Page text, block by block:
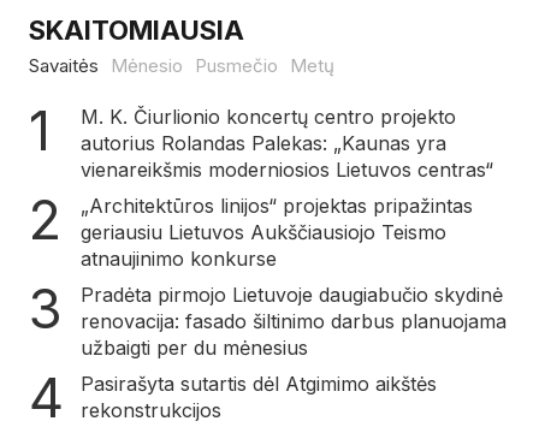
SKAITOMIAUSIA
Savaitės Mėnesio Pusmečio Metų
M. K. Čiurlionio koncertų centro projekto
autorius Rolandas Palekas: „Kaunas yra
vienareikšmis moderniosios Lietuvos centras“
„Architektūros linijos“ projektas pripažintas
geriausiu Lietuvos Aukščiausiojo Teismo
atnaujinimo konkurse
Pradėta pirmojo Lietuvoje daugiabučio skydinė
renovacija: fasado šiltinimo darbus planuojama
užbaigti per du mėnesius
Pasirašyta sutartis dėl Atgimimo aikštės
rekonstrukcijos